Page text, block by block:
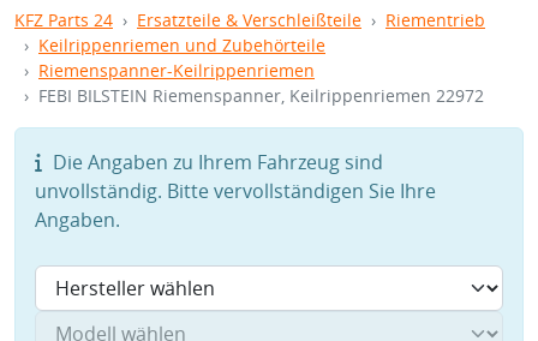
KFZ Parts 24 Ersatzteile & Verschleißteile
Riementrieb
Keilrippenriemen und Zubehörteile
Riemenspanner-Keilrippenriemen
FEBI BILSTEIN Riemenspanner, Keilrippenriemen 22972
Die Angaben zu Ihrem Fahrzeug sind
unvollständig. Bitte vervollständigen Sie Ihre
Angaben.